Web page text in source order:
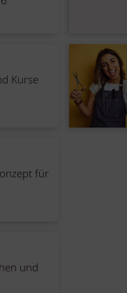
Kurse
für
und